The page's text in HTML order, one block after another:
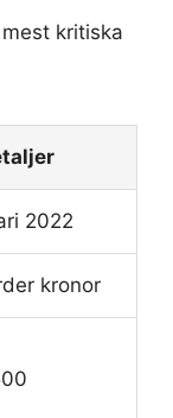
kritiska
2022
kronor